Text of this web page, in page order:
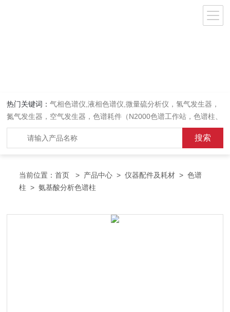
热门关键词：气相色谱仪,液相色谱仪,微量硫分析仪，氢气发生器，
氮气发生器，空气发生器，色谱耗件（N2000色谱工作站，色谱柱、
阀件、进样器、色谱担体），顶空进样器，热解析仪，紫外分光光度
计，原子吸收分光光度计，傅立叶红外光谱仪，分析天平等常规实验
当前位置：首页 > 产品中心 >仪器配件及耗材 >色谱
柱 > 氨基酸分析色谱柱